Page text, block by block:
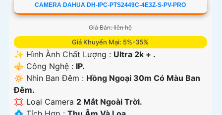
CAMERA DAHUA DH-IPC-PTS2449C-4E3Z-S-PV-PRO
Giá Bán: liên hệ
Giá Khuyến Mại: 5%-35%
✨ Hình Ành Chất Lượng : Ultra 2k + .
⚜️ Công Nghệ : IP.
🔅 Nhìn Ban Đêm : Hồng Ngoại 30m Có Màu Ban
Ðêm.
💢 Loại Camera 2 Mắt Ngoài Trời.